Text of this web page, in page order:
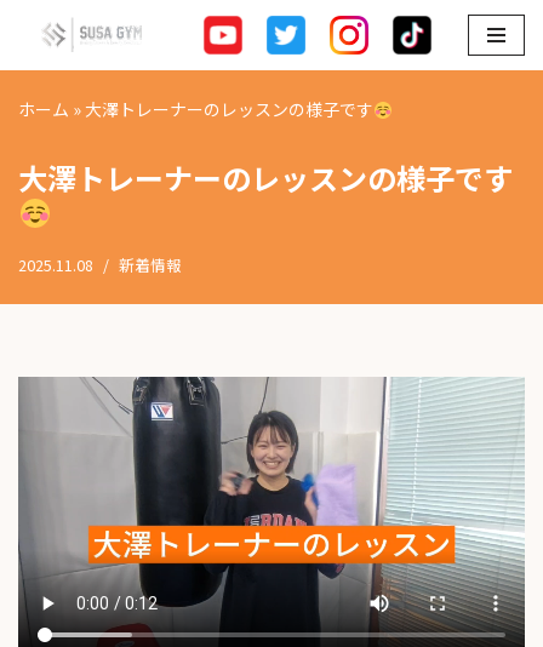
コ
ン
ツ
へ
キ
ッ
ホーム » 大澤トレーナーのレッスンの様子です
大澤トレーナーのレッスンの様子です
2025.11.08 新着情報